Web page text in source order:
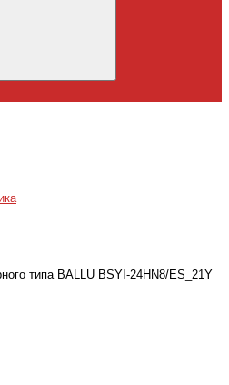
типа BALLU BSYI-24HN8/ES_21Y